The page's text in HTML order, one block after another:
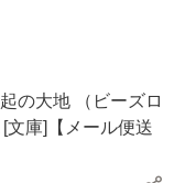
の大地 （ビーズロ
文庫]【メール便送